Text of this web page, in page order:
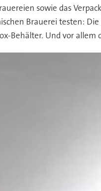
sowie das
Brauerei testen:
Behälter. Und vor allem